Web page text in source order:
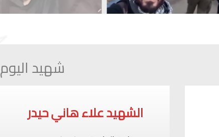
شهيد اليوم
الشهيد حسن فارس جشي